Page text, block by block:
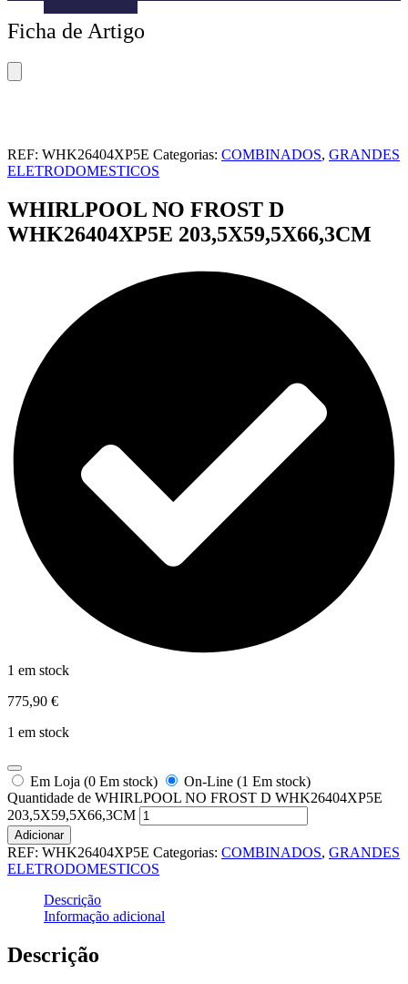
Menu
|
Docs:
https://atakanau.blogspot.com/2021/01/automatic-
menu-
wp-
plugin.html
Hello
Elementor
(hello-
Ficha de Artigo
REF: WHK26404XP5E Categorias: COMBINADOS, GRANDES
ELETRODOMESTICOS
WHIRLPOOL NO FROST D
WHK26404XP5E 203,5X59,5X66,3CM
1 em stock
775,90 €
1 em stock
Em Loja (0 Em stock)
On-Line (1 Em stock)
Quantidade de WHIRLPOOL NO FROST D WHK26404XP5E
203,5X59,5X66,3CM
Adicionar
REF: WHK26404XP5E Categorias: COMBINADOS, GRANDES
ELETRODOMESTICOS
Descrição
Informação adicional
Descrição